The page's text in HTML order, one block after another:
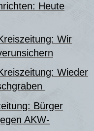
Heute
Wir
Wieder
Bürger
AKW-